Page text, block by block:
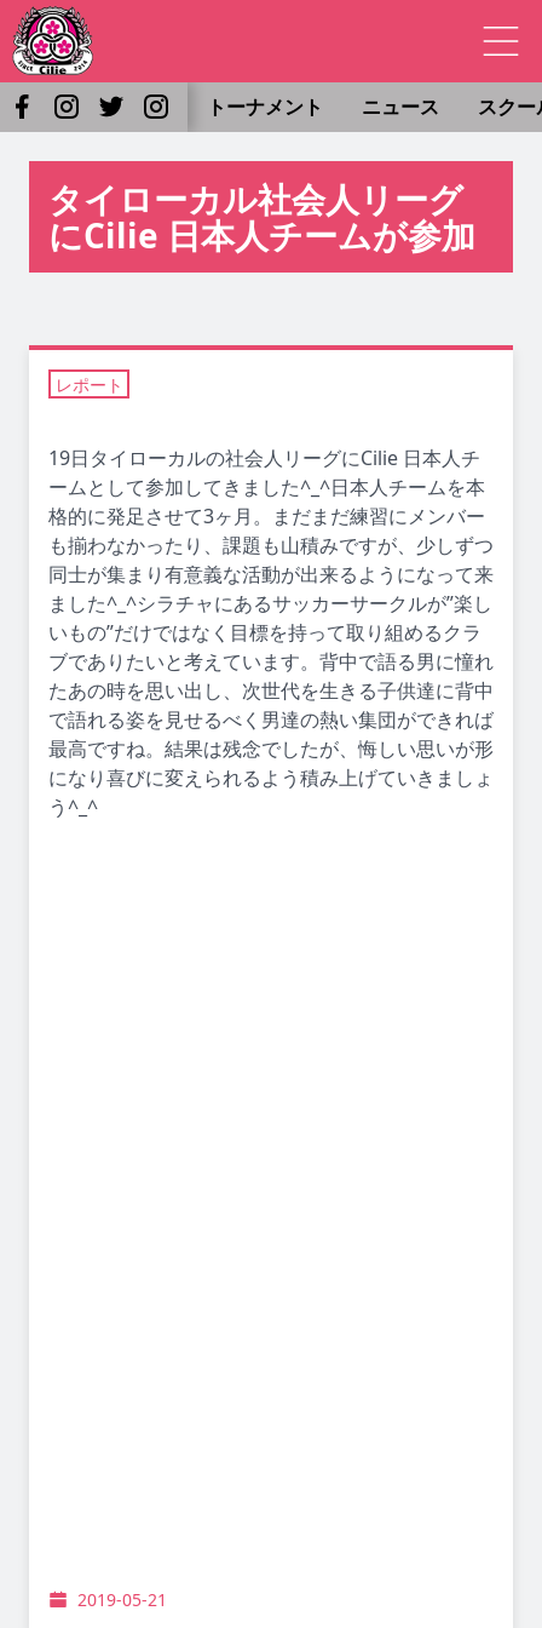
トーナメント ニュース スクー
タイローカル社会人リーグ
にCilie 日本人チームが参加
レポート
19日タイローカルの社会人リーグにCilie 日本人チ
ームとして参加してきました^_^日本人チームを本
格的に発足させて3ヶ月。まだまだ練習にメンバー
も揃わなかったり、課題も山積みですが、少しずつ
同士が集まり有意義な活動が出来るようになって来
ました^_^シラチャにあるサッカーサークルが”楽し
いもの”だけではなく目標を持って取り組めるクラ
ブでありたいと考えています。背中で語る男に憧れ
たあの時を思い出し、次世代を生きる子供達に背中
で語れる姿を見せるべく男達の熱い集団ができれば
最高ですね。結果は残念でしたが、悔しい思いが形
になり喜びに変えられるよう積み上げていきましょ
う^_^
2019-05-21